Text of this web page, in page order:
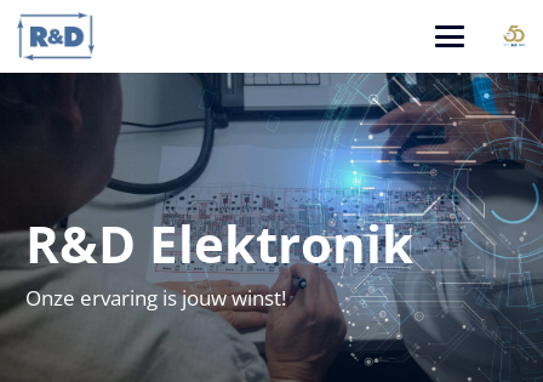
R&D Elektronik
Onze ervaring is jouw winst!